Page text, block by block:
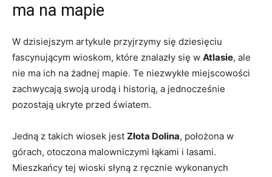
ma na mapie
W dzisiejszym artykule przyjrzymy się dziesięciu‍
fascynującym wioskom, które​ znalazły ‌się w Atlasie, ale
nie ma ich na żadnej mapie. Te niezwykłe miejscowości
zachwycają swoją urodą ‌i historią, a jednocześnie
pozostają ukryte przed światem.
Jedną z takich wiosek jest Złota Dolina, położona w
górach, otoczona malowniczymi łąkami⁢ i lasami.
Mieszkańcy tej wioski słyną z ręcznie ⁢wykonanych⁣